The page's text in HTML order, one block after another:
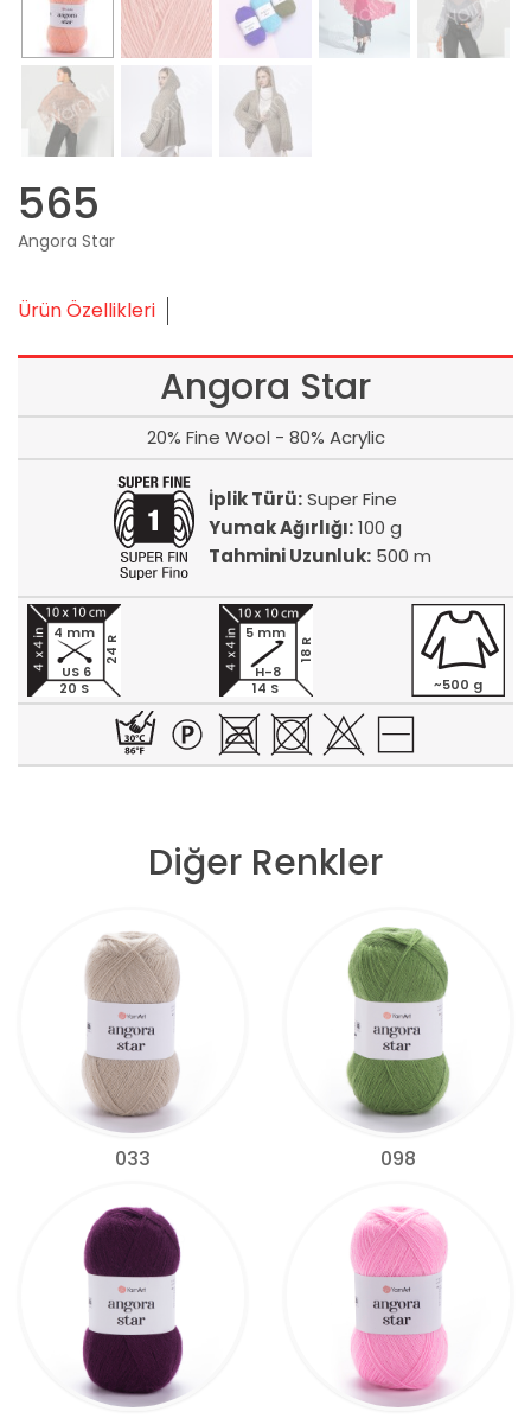
565
Angora Star
Ürün Özellikleri
Angora Star
20% Fine Wool - 80% Acrylic
İplik Türü:Super Fine
Yumak Ağırlığı:100 g
Tahmini Uzunluk: 500 m
20 S
24 R
4 mm
US 6
14 S
18 R
5 mm
H-8
~500 g
Diğer Renkler
033 098